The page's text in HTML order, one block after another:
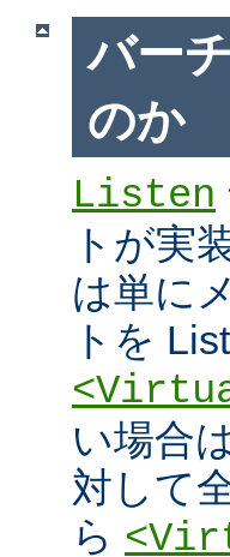
バー
のか
Listen
トが実
は単に
トを
い場合
対して
ら